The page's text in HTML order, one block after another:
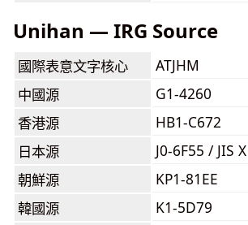
Unihan — IRG Source
國際表意文字核心
ATJHM
中國源
G1-4260
香港源
HB1-C672
日本源
J0-6F55 / JIS
朝鮮源
KP1-81EE
韓國源
K1-5D79